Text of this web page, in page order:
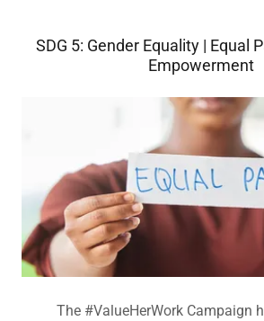
SDG 5: Gender Equality | Equal
Empowerment
The #ValueHerWork Campaign